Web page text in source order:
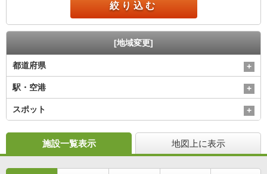
絞り込む
[地域変更]
都道府県
駅・空港
スポット
施設一覧表示 地図上に表示